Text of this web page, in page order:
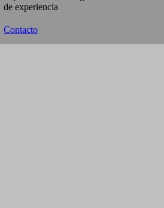
de experiencia
Contacto